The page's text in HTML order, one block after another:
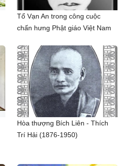
Tổ Vạn An trong công cuộc
chấn hưng Phật giáo Việt Nam
Hòa thượng Bích Liên - Thích
Trí Hải (1876-1950)